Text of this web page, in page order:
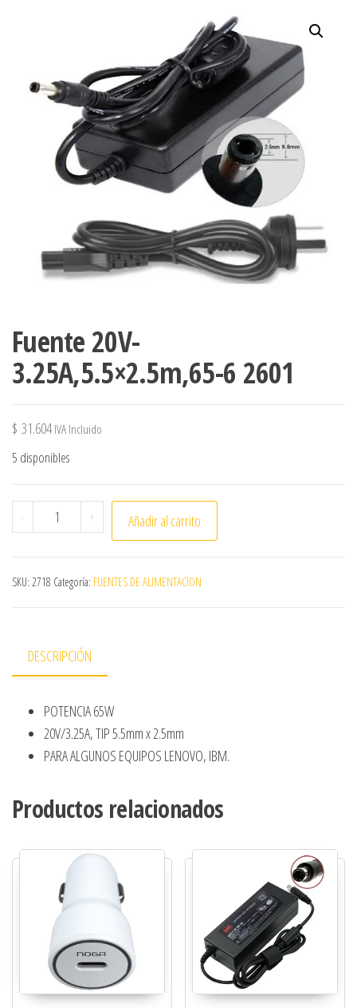
Fuente 20V-
3.25A,5.5×2.5m,65-6 2601
$ 31.604 IVA Incluido
5 disponibles
- Fuente 20V-3.25A,5.5x2.5m,65-6 2601 cantidad
+ Añadir al carrito
SKU: 2718 Categoría: FUENTES DE ALIMENTACION
DESCRIPCIÓN
POTENCIA 65W
20V/3.25A, TIP 5.5mm x 2.5mm
PARA ALGUNOS EQUIPOS LENOVO, IBM.
Productos relacionados